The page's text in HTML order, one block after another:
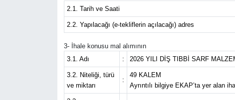
2.1. Tarih ve Saati
2.2. Yapılacağı (e-tekliflerin açılacağı) adres
3- İhale konusu mal alımının
3.1. Adı
: 2026 YILI DİŞ TIBBİ SARF
3.2. Niteliği, türü
ve miktarı
:
49 KALEM
Ayrıntılı bilgiye EKAP’ta yer alan